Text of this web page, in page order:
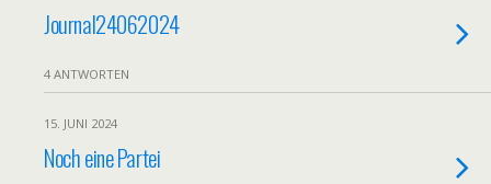
Journal24062024
4 ANTWORTEN
15. JUNI 2024
Noch eine Partei